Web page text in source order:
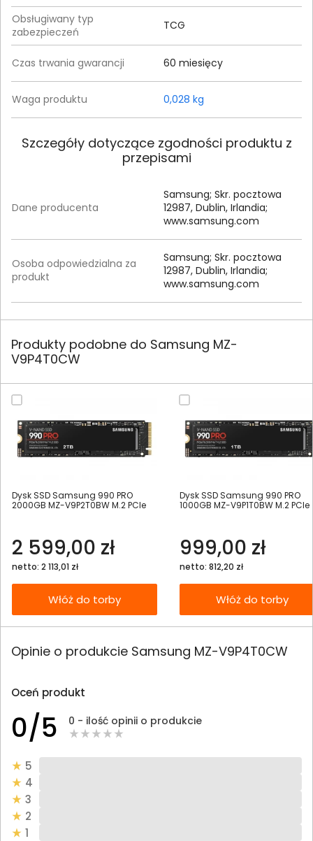
Obsługiwany typ
zabezpieczeń
TCG
Czas trwania gwarancji 60 miesięcy
Waga produktu 0,028 kg
Szczegóły dotyczące zgodności produktu z
przepisami
Dane producenta
Samsung; Skr. pocztowa
12987, Dublin, Irlandia;
www.samsung.com
Osoba odpowiedzialna za
produkt
Samsung; Skr. pocztowa
12987, Dublin, Irlandia;
www.samsung.com
Produkty podobne do Samsung MZ-
V9P4T0CW
Dysk SSD Samsung 990 PRO
2000GB MZ-V9P2T0BW M.2 PCIe
2 599,00 zł
netto: 2 113,01 zł
Włóż do torby
Dysk SSD Samsung 990 PRO
1000GB MZ-V9P1T0BW M.2 PCIe
999,00 zł
netto: 812,20 zł
Włóż do torby
Opinie o produkcie Samsung MZ-V9P4T0CW
Oceń produkt
0/5 0 - ilość opinii o produkcie
5
4
3
2
1